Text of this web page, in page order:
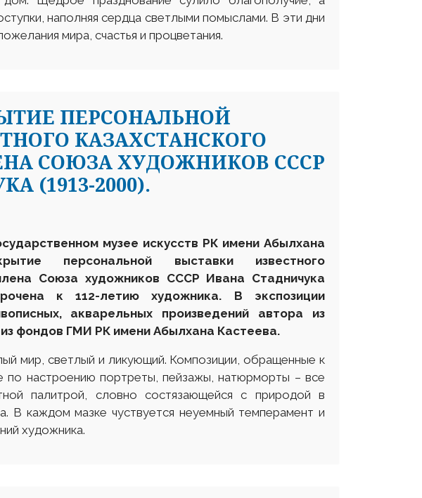
наполняя сердца светлыми помыслами. В эти дни
мира, счастья и процветания.
ПЕРСОНАЛЬНОЙ
КАЗАХСТАНСКОГО
СОЮЗА ХУДОЖНИКОВ СССР
(1913-2000).
музее искусств РК имени Абылхана
персональной выставки известного
Союза художников СССР Ивана Стадничука
к 112-летию художника. В экспозиции
акварельных произведений автора из
фондов ГМИ РК имени Абылхана Кастеева.
мир, светлый и ликующий. Композиции, обращенные к
настроению портреты, пейзажы, натюрморты – все
палитрой, словно состязающейся с природой в
В каждом мазке чуствуется неуемный темперамент и
художника.